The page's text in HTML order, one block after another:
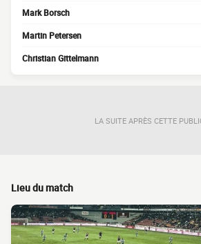
Mark Borsch
Martin Petersen
Christian Gittelmann
LA SUITE APRÈS CETTE
Lieu du match